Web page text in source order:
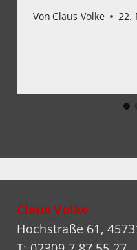
Von Claus Volke 22.
Claus Volke
Hochstraße 61,